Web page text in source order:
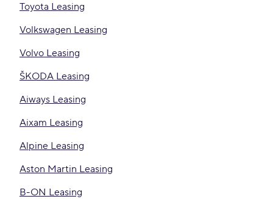
Toyota Leasing
Volkswagen Leasing
Volvo Leasing
ŠKODA Leasing
Aiways Leasing
Aixam Leasing
Alpine Leasing
Aston Martin Leasing
B-ON Leasing